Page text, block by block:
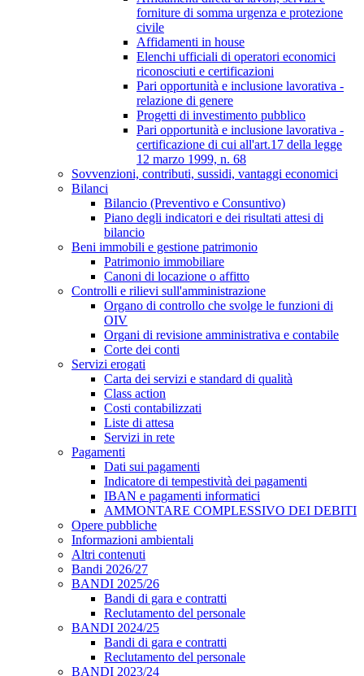
forniture di somma urgenza e protezione
civile
Affidamenti in house
Elenchi ufficiali di operatori economici
riconosciuti e certificazioni
Pari opportunità e inclusione lavorativa -
relazione di genere
Progetti di investimento pubblico
Pari opportunità e inclusione lavorativa -
certificazione di cui all'art.17 della legge
12 marzo 1999, n. 68
Sovvenzioni, contributi, sussidi, vantaggi economici
Bilanci
Bilancio (Preventivo e Consuntivo)
Piano degli indicatori e dei risultati attesi di
bilancio
Beni immobili e gestione patrimonio
Patrimonio immobiliare
Canoni di locazione o affitto
Controlli e rilievi sull'amministrazione
Organo di controllo che svolge le funzioni di
OIV
Organi di revisione amministrativa e contabile
Corte dei conti
Servizi erogati
Carta dei servizi e standard di qualità
Class action
Costi contabilizzati
Liste di attesa
Servizi in rete
Pagamenti
Dati sui pagamenti
Indicatore di tempestività dei pagamenti
IBAN e pagamenti informatici
AMMONTARE COMPLESSIVO DEI DEBITI
Opere pubbliche
Informazioni ambientali
Altri contenuti
Bandi 2026/27
BANDI 2025/26
Bandi di gara e contratti
Reclutamento del personale
BANDI 2024/25
Bandi di gara e contratti
Reclutamento del personale
BANDI 2023/24